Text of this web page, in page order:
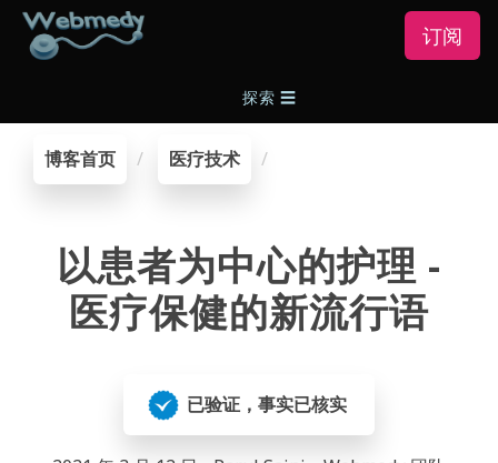
订阅
探索 ☰
博客首页 医疗技术
以患者为中心的护理 -
医疗保健的新流行语
已验证，事实已核实